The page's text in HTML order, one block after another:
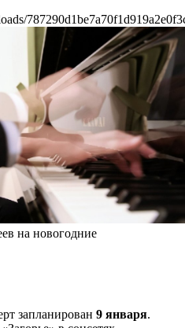
на новогодние
запланирован 9 января.